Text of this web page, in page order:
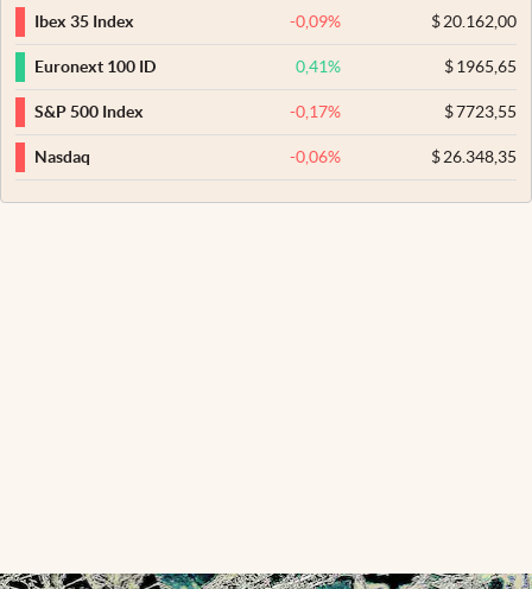
Ibex 35 Index
-0,09% $20.162,00
Euronext 100 ID 0,41% $1965,65
S&P 500 Index -0,17% $7723,55
Nasdaq -0,06% $26.348,35